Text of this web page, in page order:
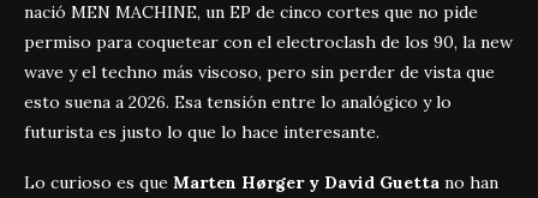
nació MEN MACHINE, un EP de cinco cortes que no pide
permiso para coquetear con el electroclash de los 90, la new
wave y el techno más viscoso, pero sin perder de vista que
esto suena a 2026. Esa tensión entre lo analógico y lo
futurista es justo lo que lo hace interesante.
Lo curioso es que Marten Hørger y David Guetta no han